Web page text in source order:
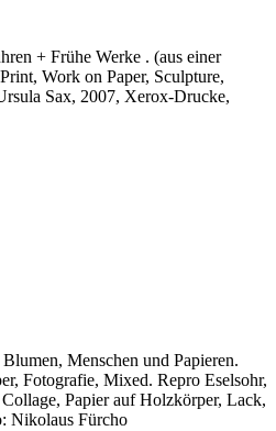
+ Frühe Werke . (aus einer
Work on Paper, Sculpture,
Sax, 2007, Xerox-Drucke,
Menschen und Papieren.
Fotografie, Mixed. Repro Eselsohr,
Papier auf Holzkörper, Lack,
Nikolaus Fürcho